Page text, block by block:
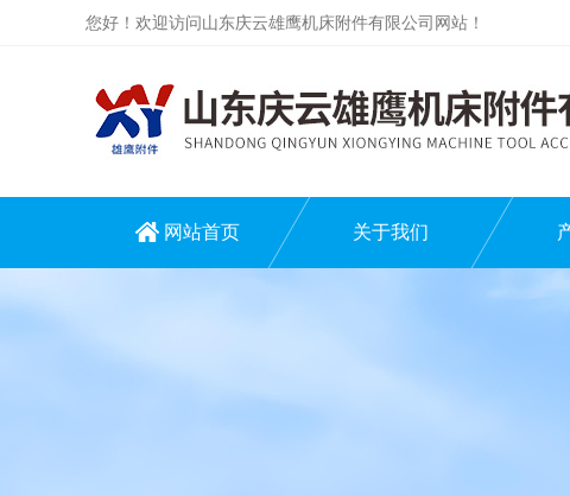
您好！欢迎访问山东庆云雄鹰机床附件有限公司网站！
网站首页 关于我们